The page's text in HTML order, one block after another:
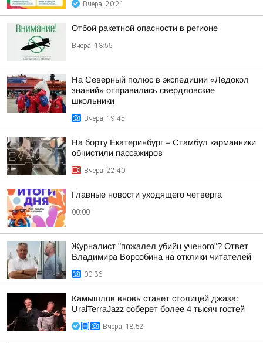
Вчера, 20:21
Отбой ракетной опасности в регионе
Вчера, 13:55
На Северный полюс в экспедиции «Ледокол
знаний» отправились свердловские
школьники
Вчера, 19:45
На борту Екатеринбург – Стамбул карманники
обчистили пассажиров
Вчера, 22:40
Главные новости уходящего четверга
00:00
Журналист "пожалел убийц ученого"? Ответ
Владимира Ворсобина на отклики читателей
00:36
Камышлов вновь станет столицей джаза:
UralTerraJazz соберет более 4 тысяч гостей
Вчера, 18:52